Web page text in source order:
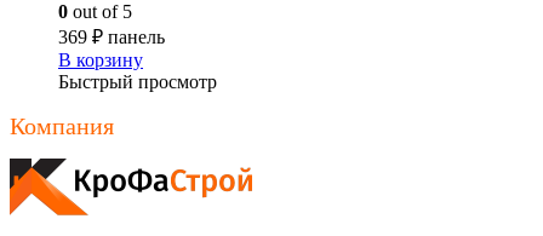
0 out of 5
369 ₽ панель
В корзину
Быстрый просмотр
Компания